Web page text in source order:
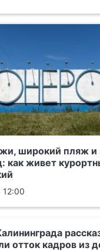
широкий пляж и
как живет
отток кадров из